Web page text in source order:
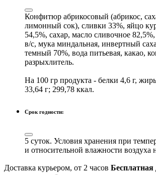
Конфитюр абрикосовый (абрикос,
лимонный сок), сливки 33%, яйцо
54,5%, сахар, масло сливочное
в/с, мука миндальная, инвертный
темный 70%, вода питьевая, какао,
разрыхлитель.
На 100 гр продукта - белки 4,6 г,
33,64 г; 299,78 ккал.
Срок годности:
5 суток. Условия хранения при
и относительной влажности воздуха
Доставка курьером, от 2 часов Бесплатная